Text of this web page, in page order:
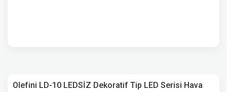
Olefini LD-10 LEDSİZ Dekoratif Tip LED Serisi Hava